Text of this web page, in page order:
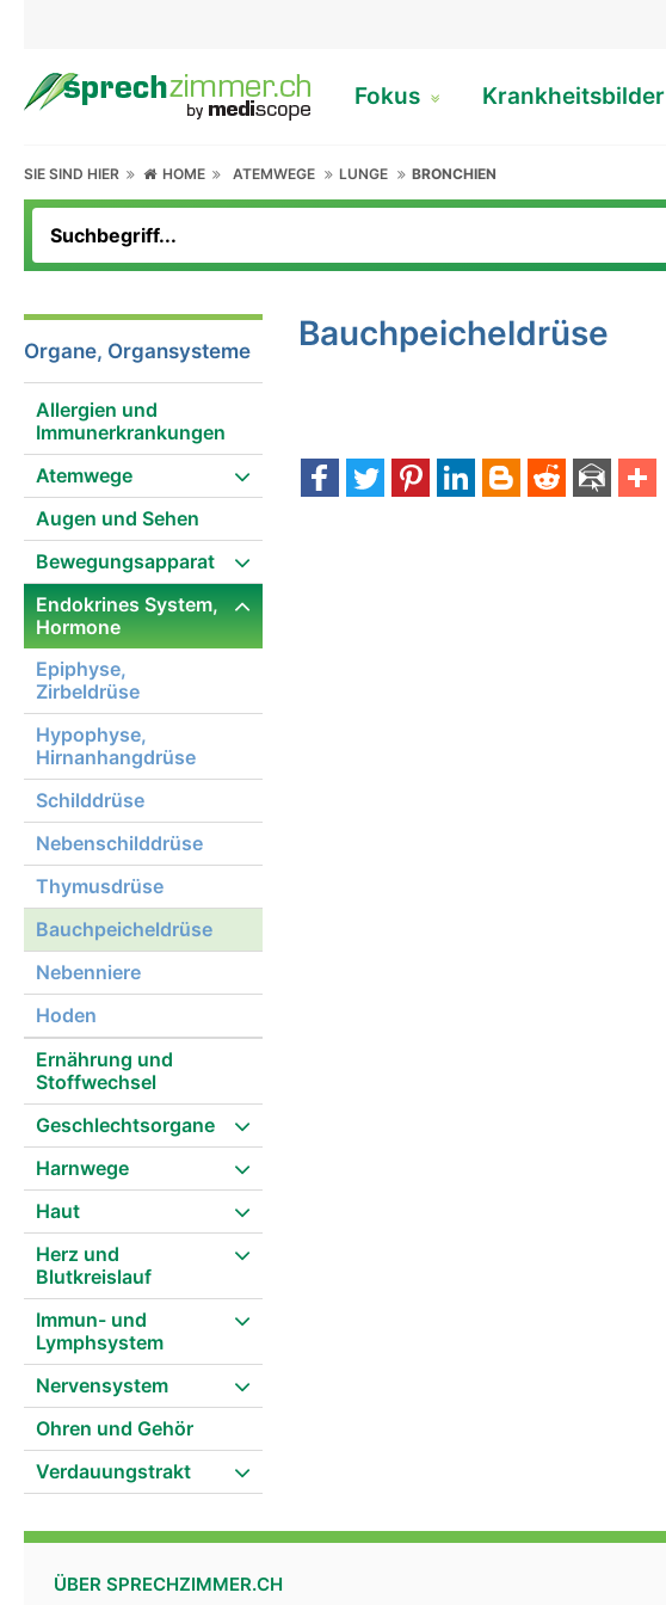
Fokus Krankheitsbilder
SIE SIND HIER HOME ATEMWEGE LUNGE BRONCHIEN
Organe, Organsysteme
Allergien und
Immunerkrankungen
Atemwege
Augen und Sehen
Bewegungsapparat
Endokrines System,
Hormone
Epiphyse,
Zirbeldrüse
Hypophyse,
Hirnanhangdrüse
Schilddrüse
Nebenschilddrüse
Thymusdrüse
Bauchpeicheldrüse
Nebenniere
Hoden
Ernährung und
Stoffwechsel
Geschlechtsorgane
Harnwege
Haut
Herz und
Blutkreislauf
Immun- und
Lymphsystem
Nervensystem
Ohren und Gehör
Verdauungstrakt
Bauchpeicheldrüse
ÜBER SPRECHZIMMER.CH